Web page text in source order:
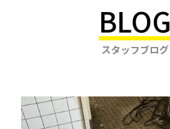
BLOG
スタッフブログ